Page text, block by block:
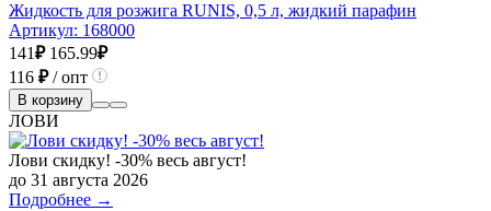
Жидкость для розжига RUNIS, 0,5 л, жидкий парафин
Артикул: 168000
141₽ 165.99₽
116 ₽/ опт
В корзину
ЛОВИ
Лови скидку! -30% весь август!
до 31 августа 2026
Подробнее →